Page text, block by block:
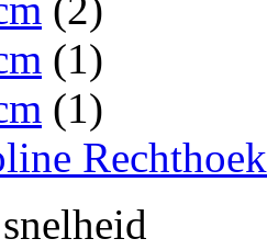
(1)
(1)
Rechthoek